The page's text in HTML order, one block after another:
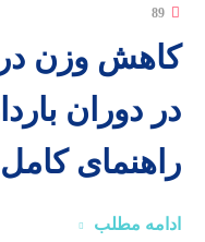
89
کاهش وزن در
در دوران
راهنمای کامل
ادامه مطلب